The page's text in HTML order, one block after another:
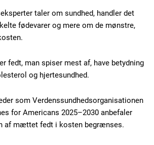
taler om sundhed, handler det
fødevarer og mere om de mønstre,
fedt, man spiser mest af, have betydning
og hjertesundhed.
som Verdenssundhedsorganisationen
for Americans 2025–2030 anbefaler
af mættet fedt i kosten begrænses.